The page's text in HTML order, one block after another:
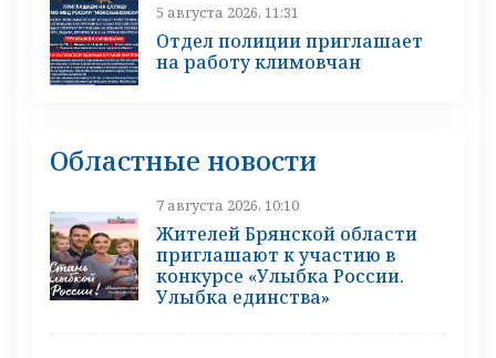
5 августа 2026, 11:31
Отдел полиции приглашает
на работу климовчан
Областные новости
7 августа 2026, 10:10
Жителей Брянской области
приглашают к участию в
конкурсе «Улыбка России.
Улыбка единства»